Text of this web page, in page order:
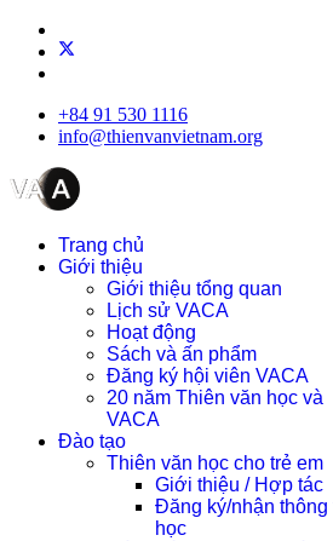
+84 91 530 1116
info@thienvanvietnam.org
Trang chủ
Giới thiệu
Giới thiệu tổng quan
Lịch sử VACA
Hoạt động
Sách và ấn phẩm
Đăng ký hội viên VACA
20 năm Thiên văn học và
VACA
Đào tạo
Thiên văn học cho trẻ em
Giới thiệu / Hợp tác
Đăng ký/nhận
học